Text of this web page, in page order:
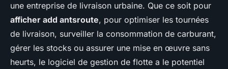
une entreprise de livraison urbaine. Que ce soit pour
afficher add antsroute, pour optimiser les tournées
de livraison, surveiller la consommation de carburant,
gérer les stocks ou assurer une mise en œuvre sans
heurts, le logiciel de gestion de flotte a le potentiel